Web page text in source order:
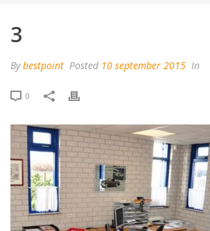
3
Bybestpoint Posted 10 september 2015 In
0